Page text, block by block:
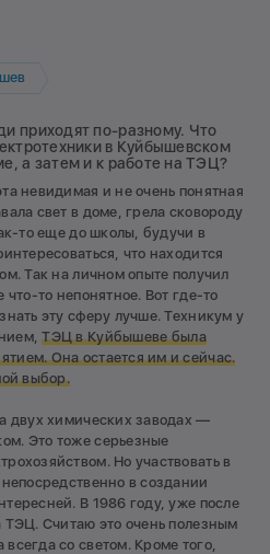
приходят по-разному. Что
в Куйбышевском
а затем и к работе на ТЭЦ?
невидимая и не очень понятная
свет в доме, грела сковороду
то еще до школы, будучи в
что находится
Так на личном опыте получил
что-то непонятное. Вот где-то
эту сферу лучше. Техникум у
ТЭЦ в Куйбышеве была
Она остается им и сейчас.
выбор.
двух химических заводах —
Это тоже серьезные
Но участвовать в
в создании
В 1986 году, уже после
Считаю это очень полезным
со светом. Кроме того,